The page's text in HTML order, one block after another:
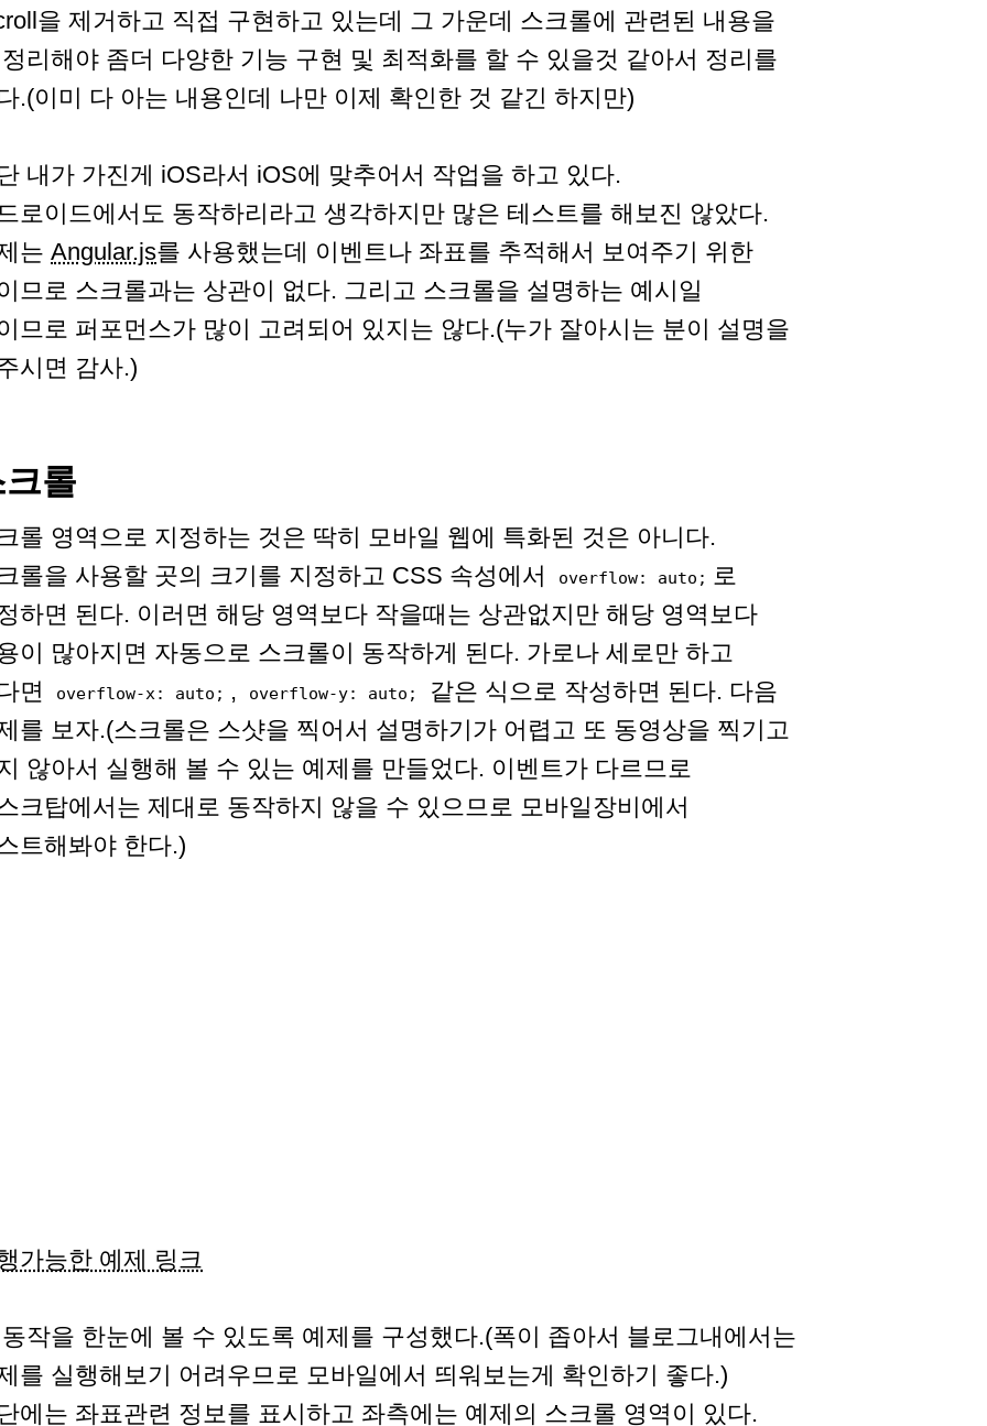
을 제거하고 직접 구현하고 있는데 그 가운데 스크롤에 관련된 내용을
리해야 좀더 다양한 기능 구현 및 최적화를 할 수 있을것 같아서 정리를
.(이미 다 아는 내용인데 나만 이제 확인한 것 같긴 하지만)
내가 가진게 iOS라서 iOS에 맞추어서 작업을 하고 있다.
로이드에서도 동작하리라고 생각하지만 많은 테스트를 해보진 않았다.
는 Angular.js를 사용했는데 이벤트나 좌표를 추적해서 보여주기 위한
므로 스크롤과는 상관이 없다. 그리고 스크롤을 설명하는 예시일
므로 퍼포먼스가 많이 고려되어 있지는 않다.(누가 잘아시는 분이 설명을
시면 감사.)
크롤
롤 영역으로 지정하는 것은 딱히 모바일 웹에 특화된 것은 아니다.
롤을 사용할 곳의 크기를 지정하고 CSS 속성에서
overflow: auto; 로
하면 된다. 이러면 해당 영역보다 작을때는 상관없지만 해당 영역보다
이 많아지면 자동으로 스크롤이 동작하게 된다. 가로나 세로만 하고
면
overflow-x: auto; , overflow-y: auto;
같은 식으로 작성하면 된다. 다음
를 보자.(스크롤은 스샷을 찍어서 설명하기가 어렵고 또 동영상을 찍기고
않아서 실행해 볼 수 있는 예제를 만들었다. 이벤트가 다르므로
크탑에서는 제대로 동작하지 않을 수 있으므로 모바일장비에서
트해봐야 한다.)
가능한 예제 링크
작을 한눈에 볼 수 있도록 예제를 구성했다.(폭이 좁아서 블로그내에서는
를 실행해보기 어려우므로 모바일에서 띄워보는게 확인하기 좋다.)
에는 좌표관련 정보를 표시하고 좌측에는 예제의 스크롤 영역이 있다.